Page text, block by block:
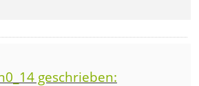
geschrieben: